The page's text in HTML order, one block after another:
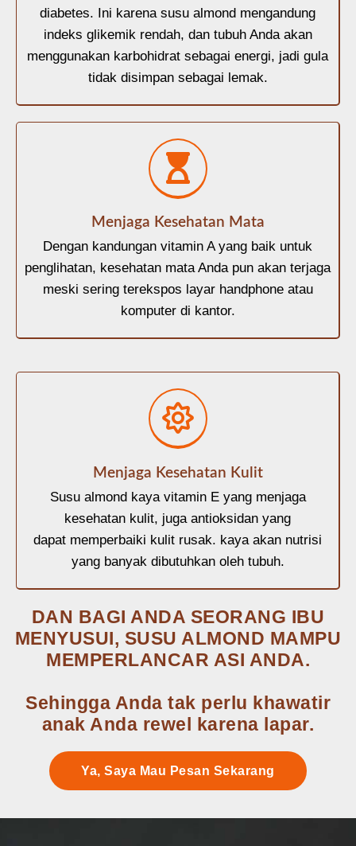
diabetes. Ini karena susu almond mengandung
indeks glikemik rendah, dan tubuh Anda akan
menggunakan karbohidrat sebagai energi, jadi gula
tidak disimpan sebagai lemak.
Menjaga Kesehatan Mata
Dengan kandungan vitamin A yang baik untuk
penglihatan, kesehatan mata Anda pun akan terjaga
meski sering terekspos layar handphone atau
komputer di kantor.
Menjaga Kesehatan Kulit
Susu almond kaya vitamin E yang menjaga
kesehatan kulit, juga antioksidan yang
dapat memperbaiki kulit rusak. kaya akan nutrisi
yang banyak dibutuhkan oleh tubuh.
DAN BAGI ANDA SEORANG IBU
MENYUSUI, SUSU ALMOND MAMPU
MEMPERLANCAR ASI ANDA.
Sehingga Anda tak perlu khawatir
anak Anda rewel karena lapar.
Ya, Saya Mau Pesan Sekarang